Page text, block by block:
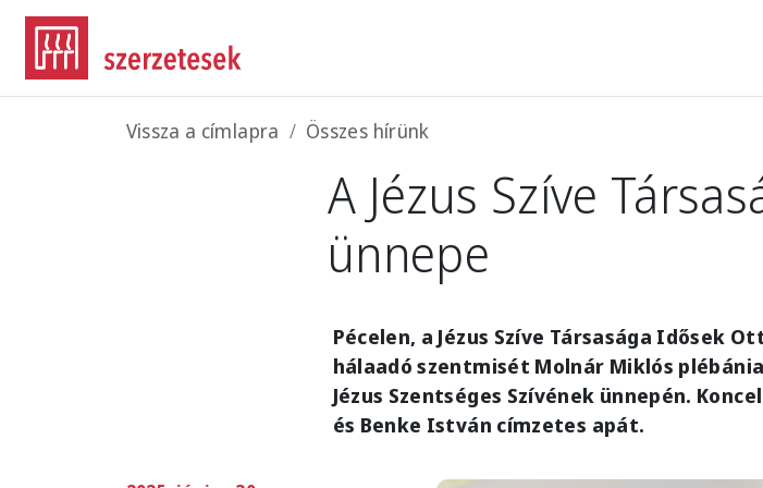
Ugrás a tartalomra
Morzsa
Vissza a címlapra Összes hírünk
A Jézus Szíve
ünnepe
Pécelen, a Jézus Szíve Társasága Idősek
hálaadó szentmisét Molnár Miklós
Jézus Szentséges Szívének ünnepén.
és Benke István címzetes apát.